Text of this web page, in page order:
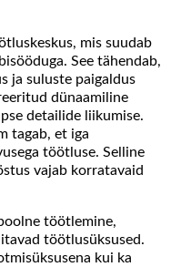
mis suudab
See tähendab,
ja suluste paigaldus
dünaamiline
detailide liikumise.
tagab, et iga
töötluse. Selline
vajab korratavaid
töötlemine,
töötlusüksused.
kui ka